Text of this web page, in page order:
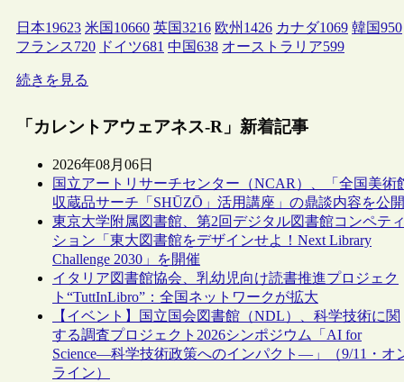
日本19623 米国 10660 英国3216 欧州 1426 カナダ1069 韓国950
フランス720 ドイツ681 中国638 オーストラリア599
続きを見る
「カレントアウェアネス-R」新着記事
2026年08月06日
国立アートリサーチセンター（NCAR）、「全国美術
収蔵品サーチ「SHŪZŌ」活用講座」の鼎談内容を公開
東京大学附属図書館、第2回デジタル図書館コンペティ
ション「東大図書館をデザインせよ！Next Library
Challenge 2030」を開催
イタリア図書館協会、乳幼児向け読書推進プロジェク
ト“TuttInLibro”：全国ネットワークが拡大
【イベント】国立国会図書館（NDL）、科学技術に関
する調査プロジェクト2026シンポジウム「AI for
Science―科学技術政策へのインパクト―」（9/11・オ
ライン）